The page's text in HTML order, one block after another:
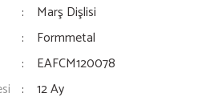
Marş Dişlisi
Formmetal
EAFCM120078
12 Ay